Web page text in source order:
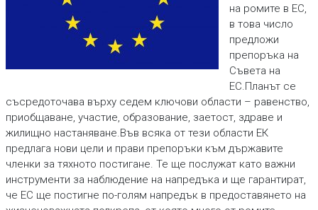
на ромите в ЕС,
в това число
предложи
препоръка на
Съвета на
ЕС.Планът се
съсредоточава върху седем ключови области – равенство,
приобщаване, участие, образование, заетост, здравe и
жилищно настаняване.Във всяка от тези области ЕК
предлага нови цели и прави препоръки към държавите
членки за тяхното постигане. Те ще послужат като важни
инструменти за наблюдение на напредъка и ще гарантират,
че ЕС ще постигне по-голям напредък в предоставянето на